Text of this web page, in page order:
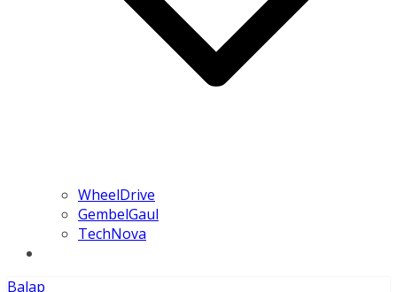
WheelDrive
GembelGaul
TechNova
Balap